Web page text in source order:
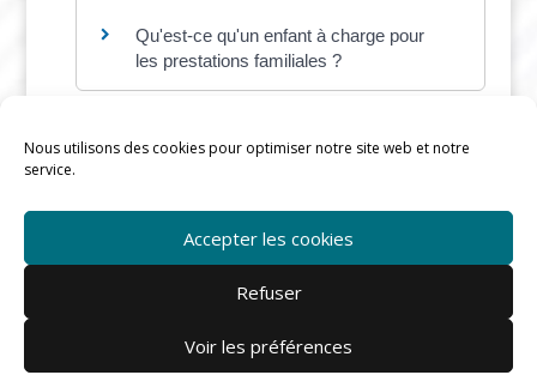
Nous utilisons des cookies pour optimiser notre site web et notre
service.
Accepter les cookies
Refuser
Voir les préférences
Qu'est-ce qu'un enfant à charge pour
les prestations familiales ?